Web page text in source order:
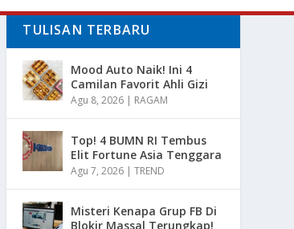
TULISAN TERBARU
Mood Auto Naik! Ini 4
Camilan Favorit Ahli Gizi
Agu 8, 2026 | RAGAM
Top! 4 BUMN RI Tembus
Elit Fortune Asia Tenggara
Agu 7, 2026 |TREND
Misteri Kenapa Grup FB Di
Blokir Massal Terungkap!